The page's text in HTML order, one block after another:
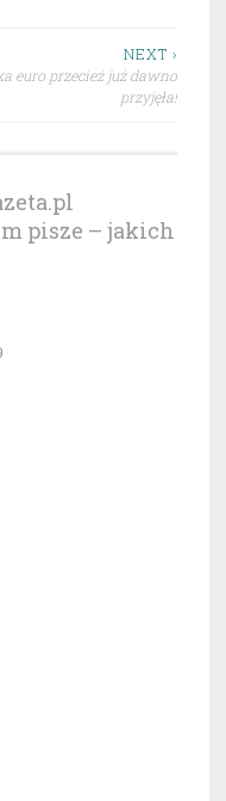
NEXT ›
euro przecież już dawno
przyjęła!
pisze – jakich